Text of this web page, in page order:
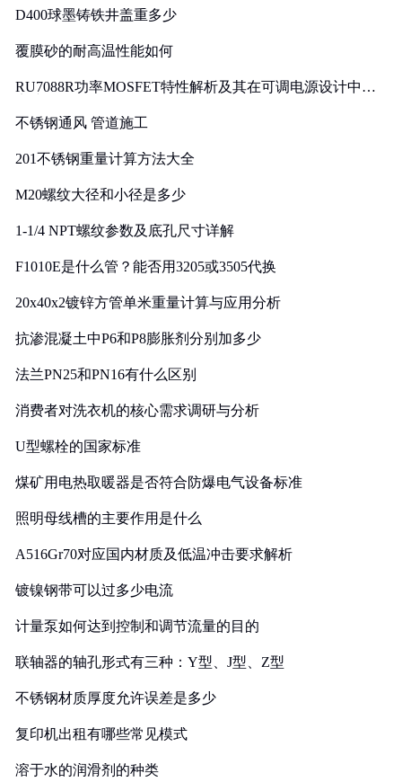
D400球墨铸铁井盖重多少
覆膜砂的耐高温性能如何
RU7088R功率MOSFET特性解析及其在可调电源设计中的
不锈钢通风 管道施工
201不锈钢重量计算方法大全
M20螺纹大径和小径是多少
1-1/4 NPT螺纹参数及底孔尺寸详解
F1010E是什么管？能否用3205或3505代换
20x40x2镀锌方管单米重量计算与应用分析
抗渗混凝土中P6和P8膨胀剂分别加多少
法兰PN25和PN16有什么区别
消费者对洗衣机的核心需求调研与分析
U型螺栓的国家标准
煤矿用电热取暖器是否符合防爆电气设备标准
照明母线槽的主要作用是什么
A516Gr70对应国内材质及低温冲击要求解析
镀镍钢带可以过多少电流
计量泵如何达到控制和调节流量的目的
联轴器的轴孔形式有三种：Y型、J型、Z型
不锈钢材质厚度允许误差是多少
复印机出租有哪些常见模式
溶于水的润滑剂的种类